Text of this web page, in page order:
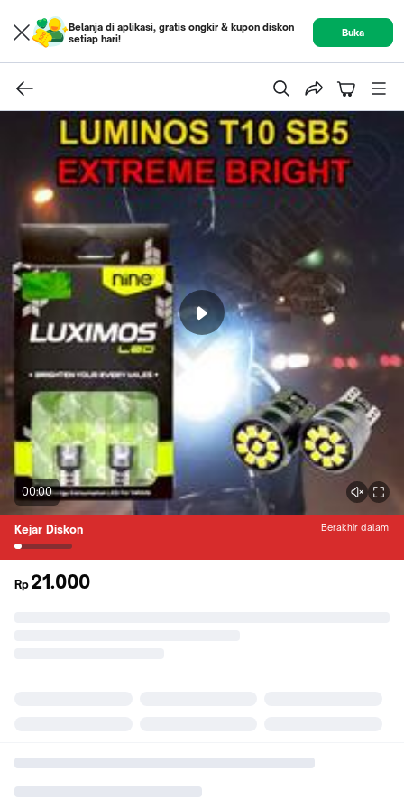
Belanja di aplikasi, gratis ongkir & kupon diskon
setiap hari!
Buka
00:00
Kejar Diskon Berakhir dalam
Rp 21.000